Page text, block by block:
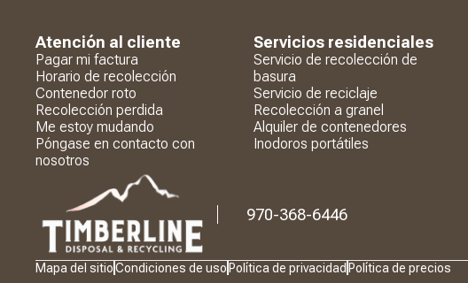
Atención al cliente
Pagar mi factura
Horario de recolección
Contenedor roto
Recolección perdida
Me estoy mudando
Póngase en contacto con
nosotros
Servicios residenciales
Servicio de recolección de
basura
Servicio de reciclaje
Recolección a granel
Alquiler de contenedores
Inodoros portátiles
Logotipo
970-368-6446
Mapa del sitioCondiciones de usoPolítica de privacidadPolítica de precios